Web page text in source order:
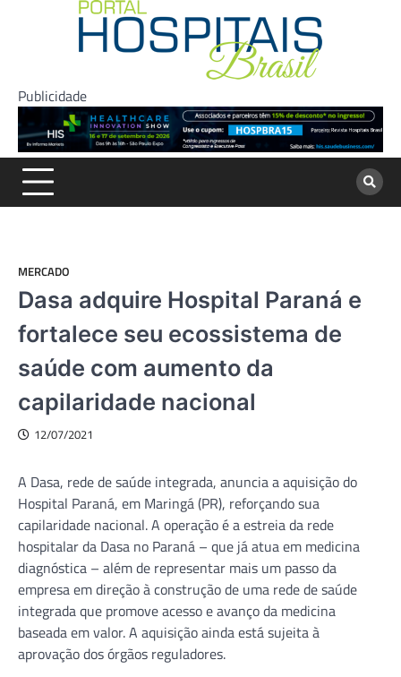
Publicidade
MERCADO
Dasa adquire Hospital Paraná e
fortalece seu ecossistema de
saúde com aumento da
capilaridade nacional
12/07/2021
A Dasa, rede de saúde integrada, anuncia a aquisição do
Hospital Paraná, em Maringá (PR), reforçando sua
capilaridade nacional. A operação é a estreia da rede
hospitalar da Dasa no Paraná – que já atua em medicina
diagnóstica – além de representar mais um passo da
empresa em direção à construção de uma rede de saúde
integrada que promove acesso e avanço da medicina
baseada em valor. A aquisição ainda está sujeita à
aprovação dos órgãos reguladores.